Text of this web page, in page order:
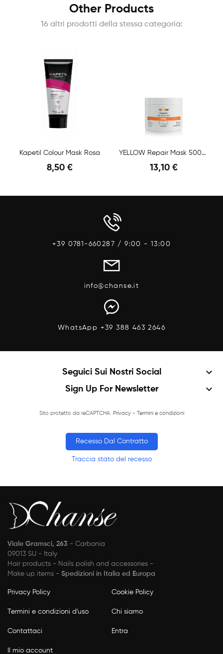
Other Products
16 altri prodotti della stessa categoria:
Kapetil Colour Mask Rosa
8,50 €
YELLOW Repair Mask 500ml
13,10 €
+39 0781-660287 / 9:00 - 13:00
info@chanse.it
WhatsApp +39 388 463 2646
Seguici Sui Nostri Social keyboard_arrow_down
Sign Up For Newsletter keyboard_arrow_down
Sito protetto da reCAPTCHA. Privacy- Termini e condizioni
Recesso Dal Contratto
Traccia stato del recesso
Viale Gramsci, 263 - Carbonia
09013 SU - Italy
Hair products - Nails polish and accessories -
Make up items - Spedizioni in Italia ed Europa
Privacy Policy Cookie Policy
Termini e condizioni d'uso Chi siamo
Contattaci Entra
Il mio account